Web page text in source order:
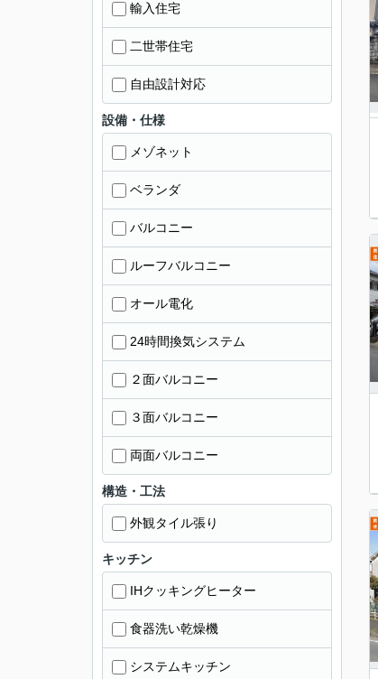
輸入住宅
二世帯住宅
自由設計対応
設備・仕様
メゾネット
ベランダ
バルコニー
ルーフバルコニー
オール電化
24時間換気システム
２面バルコニー
３面バルコニー
両面バルコニー
構造・工法
外観タイル張り
キッチン
IHクッキングヒーター
食器洗い乾燥機
システムキッチン